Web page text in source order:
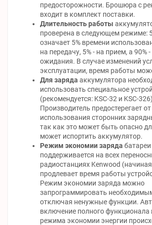
предосторожности. Брошюра с
входит в комплект поставки.
Длительность работы
проверена в следующем режиме:
означает 5% времени
на передачу, 5% - на прием, а 90%
ожидания. В случае изменений
эксплуатации, время работы
Для заряда аккумулятора
использовать специальное
(рекомендуется: KSC-32 и KSC-
Производитель предостерегает от
использования сторонних
так как это может быть опасно
может испортить аккумулятор.
Режим экономии заряда батареи
поддерживается на всех
радиостанциях Kenwood
продлевает время работы
Режим экономии заряда можно
запрограммировать
отключая ненужные функции.
включение полного функционала
режима экономии энергии